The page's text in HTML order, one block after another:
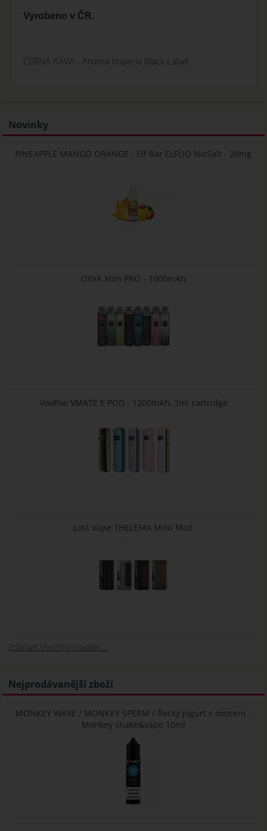
Vyrobeno v ČR.
ČERNÁ KÁVA - Aroma Imperia Black Label
Novinky
PINEAPPLE MANGO ORANGE - Elf Bar ELFLIQ NicSalt - 20mg
OXVA Xlim PRO - 1000mAh
VooPoo VMATE E POD - 1200mAh, 3ml cartridge
Lost Vape THELEMA MINI Mod
Zobrazit všechny novinky ...
Nejprodávanější zboží
MONKEY WAVE / MONKEY SPERM / Řecký jogurt s ovocem -
Monkey shake&vape 10ml